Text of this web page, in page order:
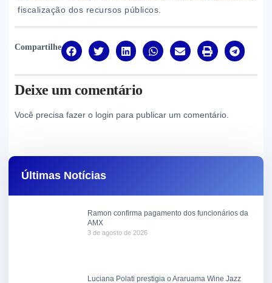
fiscalização dos recursos públicos.
Compartilhe
Deixe um comentário
Você precisa fazer o login para publicar um comentário.
Últimas Notícias
Ramon confirma pagamento dos funcionários da
AMX
3 de agosto de 2026
Luciana Polati prestigia o Araruama Wine Jazz